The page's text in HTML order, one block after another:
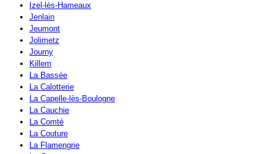
Izel-lès-Hameaux
Jenlain
Jeumont
Jolimetz
Journy
Killem
La Bassée
La Calotterie
La Capelle-lès-Boulogne
La Cauchie
La Comté
La Couture
La Flamengrie